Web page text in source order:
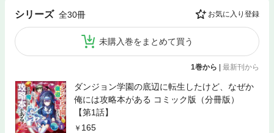
シリーズ 全30冊 お気に入り登録
未購入巻をまとめて買う
1巻から | 最新刊から
ダンジョン学園の底辺に転生したけど、なぜか
俺には攻略本がある コミック版（分冊版）
【第1話】
165